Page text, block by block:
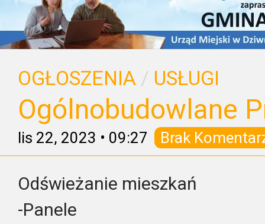
OGŁOSZENIA / USŁUGI
Ogólnobudowlane
lis 22, 2023 • 09:27 Brak
Odświeżanie mieszkań
-Panele